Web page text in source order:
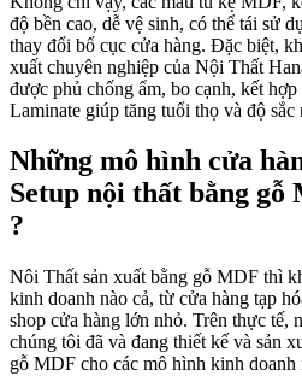
độ bền cao, dễ vệ sinh, có thể tái sử
thay đổi bố cục cửa hàng. Đặc biệt,
xuất chuyên nghiệp của Nội Thất
được phủ chống ẩm, bo cạnh, kết
Laminate giúp tăng tuổi thọ và độ sắc
Những mô hình cửa
Setup nội thất bằng
?
Nôi Thất sản xuất bằng gỗ MDF thì
kinh doanh nào cả, từ cửa hàng tạp
shop cửa hàng lớn nhỏ. Trên thực tế,
chúng tôi đã và đang thiết kế và sản
gỗ MDF cho các mô hình kinh doanh